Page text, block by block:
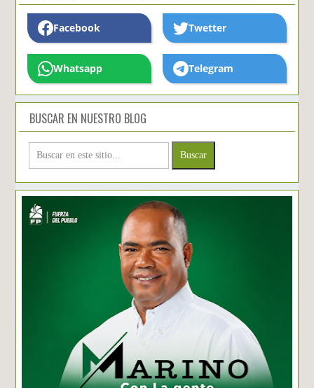
Facebook Twetter
Whatsapp Telegram
BUSCAR EN NUESTRO BLOG